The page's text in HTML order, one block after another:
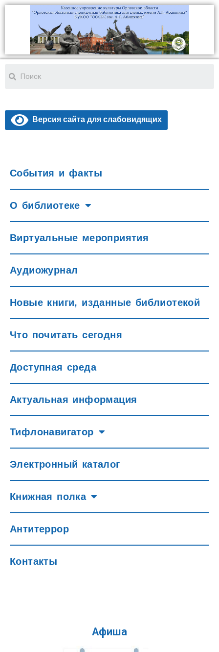
Версия сайта для слабовидящих
События и факты
О библиотеке
Виртуальные мероприятия
Аудиожурнал
Новые книги, изданные библиотекой
Что почитать сегодня
Доступная среда
Актуальная информация
Тифлонавигатор
Электронный каталог
Книжная полка
Антитеррор
Контакты
Афиша